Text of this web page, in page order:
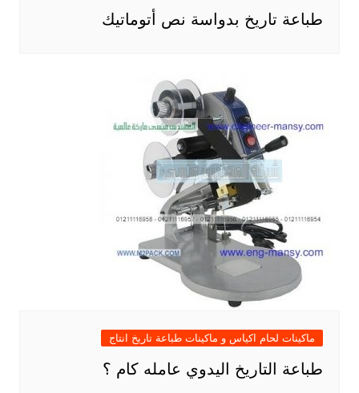
طباعة تاريخ بدواسة نص أتوماتيك
ماكينات لحام اكياس و ماكينات طباعة تاريخ انتاج
طباعة التاريخ اليدوي عامله كام ؟